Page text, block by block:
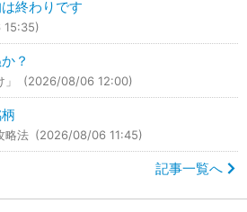
終わりです
？
(2026/08/06 12:00)
略法 (2026/08/06 11:45)
記事一覧へ